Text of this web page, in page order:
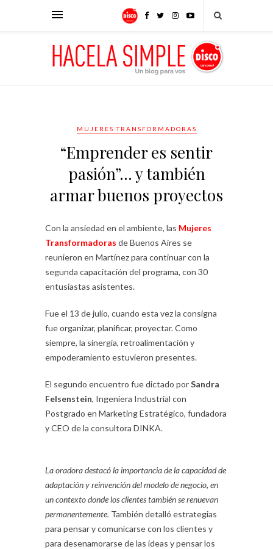
MUJERES TRANSFORMADORAS
“Emprender es sentir
pasión”… y también
armar buenos proyectos
Con la ansiedad en el ambiente, las Mujeres
Transformadoras de Buenos Aires se
reunieron en Martínez para continuar con la
segunda capacitación del programa, con 30
entusiastas asistentes.
Fue el 13 de julio, cuando esta vez la consigna
fue organizar, planificar, proyectar. Como
siempre, la sinergia, retroalimentación y
empoderamiento estuvieron presentes.
El segundo encuentro fue dictado porSandra
Felsenstein, Ingeniera Industrial con
Postgrado en Marketing Estratégico, fundadora
y CEO de la consultora DINKA.
La oradora destacó la importancia de la capacidad de
adaptación y reinvención del modelo de negocio, en
un contexto donde los clientes también se renuevan
permanentemente. También detalló estrategias
para pensar y comunicarse con los clientes y
para desenamorarse de las ideas y pensar los